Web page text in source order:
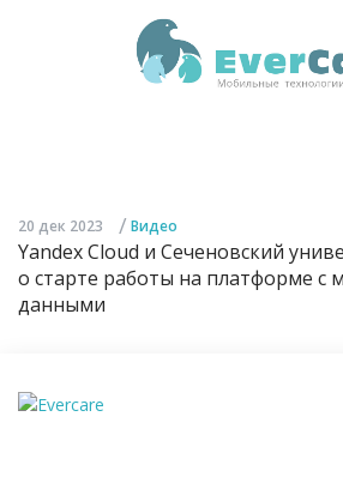
20 дек 2023 / Видео
Yandex Cloud и Сеченовский
о старте работы на платформе с
данными